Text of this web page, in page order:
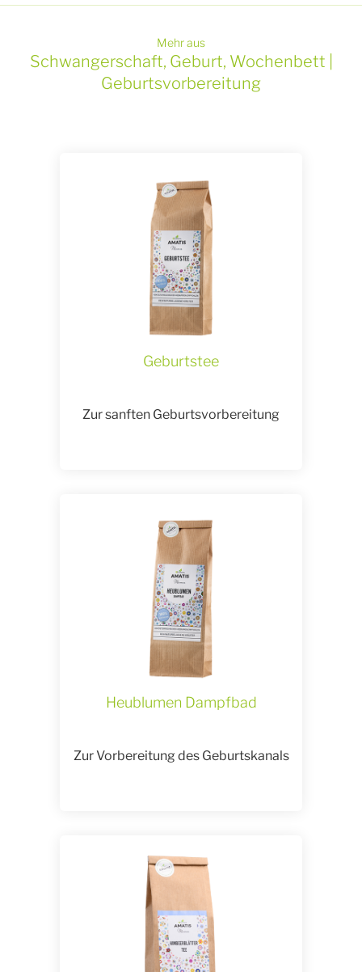
Mehr aus
Schwangerschaft, Geburt, Wochenbett |
Geburtsvorbereitung
Geburtstee
Zur sanften Geburtsvorbereitung
Heublumen Dampfbad
Zur Vorbereitung des Geburtskanals